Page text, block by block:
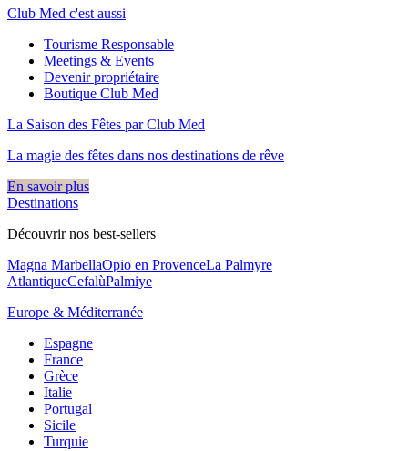
Club Med c'est aussi
Tourisme Responsable
Meetings & Events
Devenir propriétaire
Boutique Club Med
La Saison des Fêtes par Club Med
La magie des fêtes dans nos destinations de rêve​
En savoir plus
Destinations
Découvrir nos best-sellers
Magna MarbellaOpio en ProvenceLa Palmyre
AtlantiqueCefalùPalmiye
Europe & Méditerranée
Espagne
France
Grèce
Italie
Portugal
Sicile
Turquie